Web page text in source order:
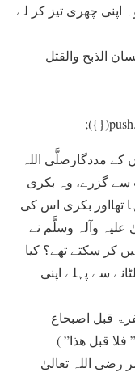
اپنی چھری تيز کر لے
الذبح والقتل
کے مددگارصلَّی اللہ
سے گزرے، وہ بکری
تھااور بکری اس کی
وآلہ وسلَّم نے
کر سکتے تھے؟ کيا
سے پہلے اپنی
قبل اصبحاع
رضی اللہ تعالیٰ